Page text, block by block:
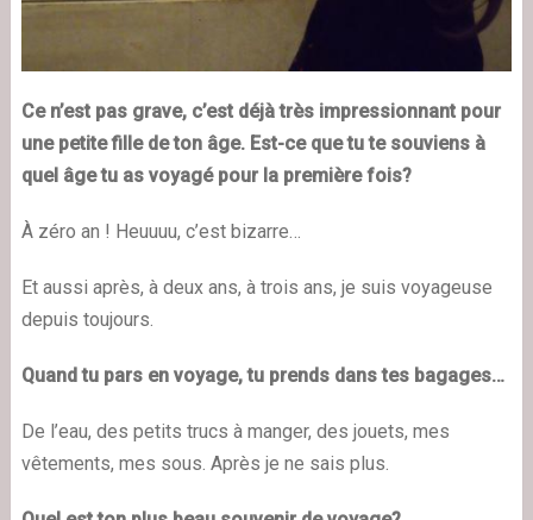
Ce n’est pas grave, c’est déjà très impressionnant pour
une petite fille de ton âge. Est-ce que tu te souviens à
quel âge tu as voyagé pour la première fois?
À zéro an ! Heuuuu, c’est bizarre…
Et aussi après, à deux ans, à trois ans, je suis voyageuse
depuis toujours
Quand tu pars en voyage, tu prends dans tes bagages…
De l’eau, des petits trucs à manger, des jouets, mes
vêtements, mes sous. Après je ne sais plus.